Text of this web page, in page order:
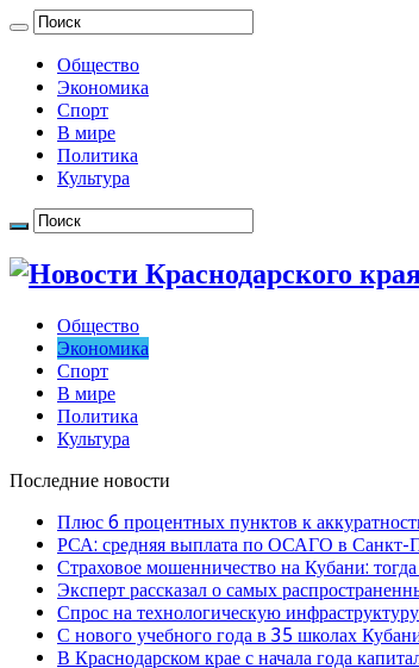
Общество
Экономика
Спорт
В мире
Политика
Культура
Общество
Экономика
Спорт
В мире
Политика
Культура
Последние новости
Плюс 6 процентных пунктов к
РСА: средняя выплата по ОСАГО в Санкт-
Страховое мошенничество на Кубани:
Эксперт рассказал о самых
Спрос на технологическую
С нового учебного года в 35 школах
В Краснодарском крае с начала года